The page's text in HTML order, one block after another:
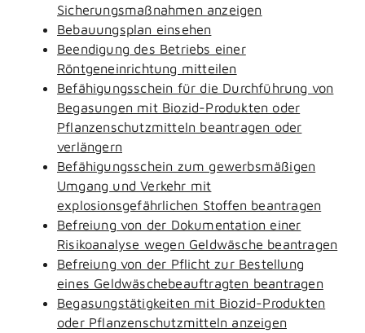
Sicherungsmaßnahmen anzeigen
Bebauungsplan einsehen
Beendigung des Betriebs einer
Röntgeneinrichtung mitteilen
Befähigungsschein für die Durchführung von
Begasungen mit Biozid-Produkten oder
Pflanzenschutzmitteln beantragen oder
verlängern
Befähigungsschein zum gewerbsmäßigen
Umgang und Verkehr mit
explosionsgefährlichen Stoffen beantragen
Befreiung von der Dokumentation einer
Risikoanalyse wegen Geldwäsche beantragen
Befreiung von der Pflicht zur Bestellung
eines Geldwäschebeauftragten beantragen
Begasungstätigkeiten mit Biozid-Produkten
oder Pflanzenschutzmitteln anzeigen